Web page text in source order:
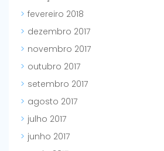
fevereiro 2018
dezembro 2017
novembro 2017
outubro 2017
setembro 2017
agosto 2017
julho 2017
junho 2017